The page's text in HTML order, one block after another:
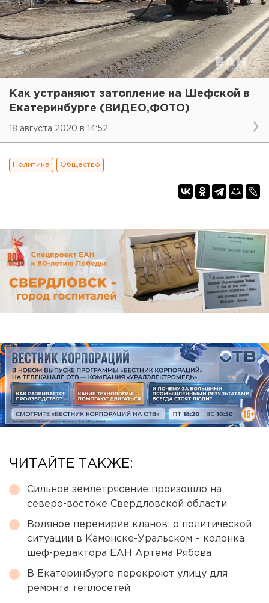
Как устраняют затопление на Шефской в
Екатеринбурге (ВИДЕО,ФОТО)
18 августа 2020 в 14:52
Политика Общество
ЧИТАЙТЕ ТАКЖЕ:
Сильное землетрясение произошло на
северо-востоке Свердловской области
Водяное перемирие кланов: о политической
ситуации в Каменске-Уральском – колонка
шеф-редактора ЕАН Артема Рябова
В Екатеринбурге перекроют улицу для
ремонта теплосетей